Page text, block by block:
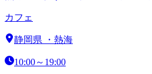
カフェ
静岡県 ・ 熱海
10:00～19:00